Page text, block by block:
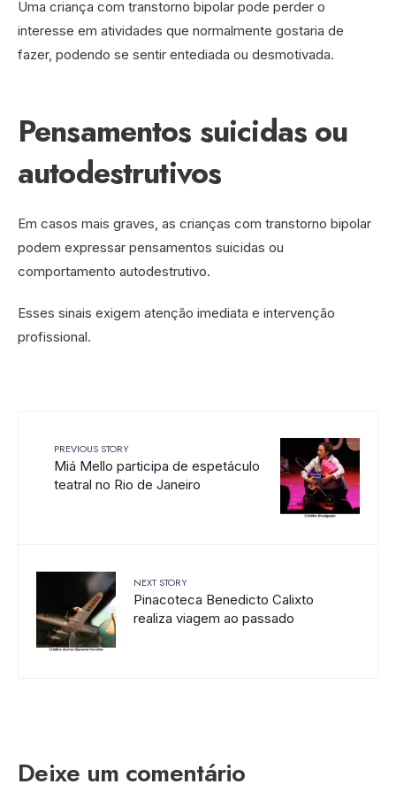
Uma criança com transtorno bipolar pode perder o
interesse em atividades que normalmente gostaria de
fazer, podendo se sentir entediada ou desmotivada.
Pensamentos suicidas ou
autodestrutivos
Em casos mais graves, as crianças com transtorno bipolar
podem expressar pensamentos suicidas ou
comportamento autodestrutivo.
Esses sinais exigem atenção imediata e intervenção
profissional.
PREVIOUS STORY
Miá Mello participa de espetáculo
teatral no Rio de Janeiro
NEXT STORY
Pinacoteca Benedicto Calixto
realiza viagem ao passado
Deixe um comentário